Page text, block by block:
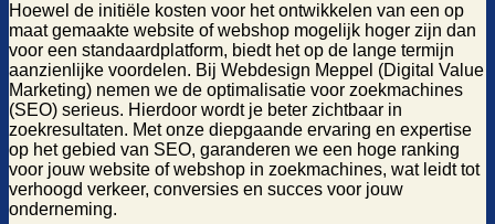
Hoewel de initiële kosten voor het ontwikkelen van een op
maat gemaakte website of webshop mogelijk hoger zijn dan
voor een standaardplatform, biedt het op de lange termijn
aanzienlijke voordelen. Bij Webdesign Meppel (Digital Value
Marketing) nemen we de optimalisatie voor zoekmachines
(SEO) serieus. Hierdoor wordt je beter zichtbaar in
zoekresultaten. Met onze diepgaande ervaring en expertise
op het gebied van SEO, garanderen we een hoge ranking
voor jouw website of webshop in zoekmachines, wat leidt tot
verhoogd verkeer, conversies en succes voor jouw
onderneming.